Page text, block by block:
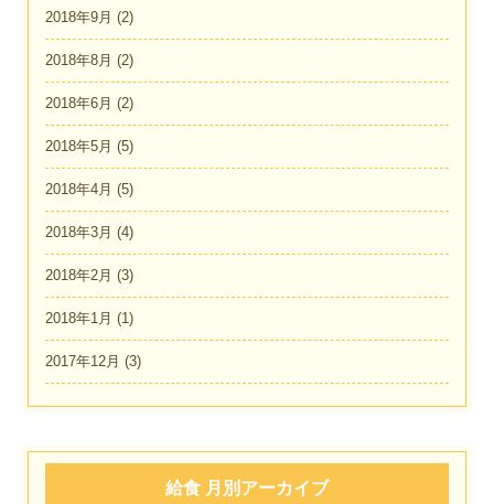
2018年9月 (2)
2018年8月 (2)
2018年6月 (2)
2018年5月 (5)
2018年4月 (5)
2018年3月 (4)
2018年2月 (3)
2018年1月 (1)
2017年12月 (3)
給食 月別アーカイブ